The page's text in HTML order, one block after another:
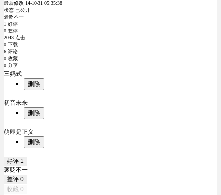
最后修改 14-10-31 05:35:38
状态 已公开
褒贬不一
1 好评
0 差评
2043 点击
0 下载
6 评论
0 收藏
0 分享
三妈式
删除
初音未来
删除
萌即是正义
删除
好评 1
褒贬不一
差评 0
收藏 0